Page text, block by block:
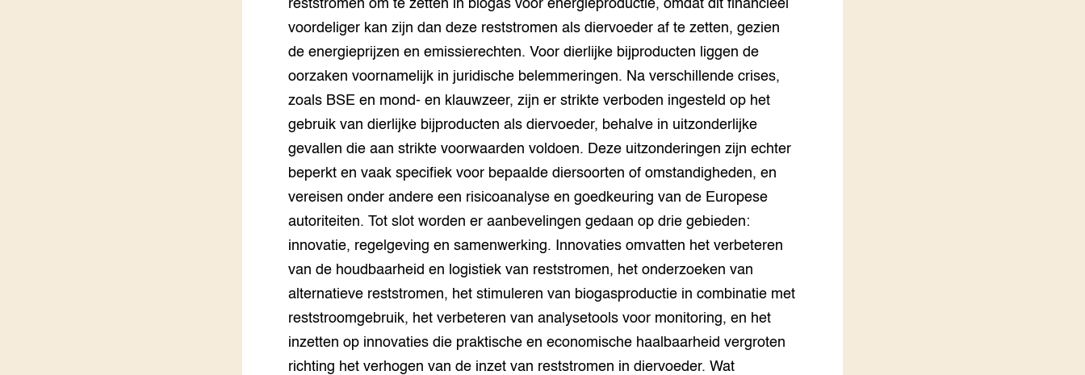
reststromen om te zetten in biogas voor energieproductie, omdat dit financieel
voordeliger kan zijn dan deze reststromen als diervoeder af te zetten, gezien
de energieprijzen en emissierechten. Voor dierlijke bijproducten liggen de
oorzaken voornamelijk in juridische belemmeringen. Na verschillende crises,
zoals BSE en mond- en klauwzeer, zijn er strikte verboden ingesteld op het
gebruik van dierlijke bijproducten als diervoeder, behalve in uitzonderlijke
gevallen die aan strikte voorwaarden voldoen. Deze uitzonderingen zijn echter
beperkt en vaak specifiek voor bepaalde diersoorten of omstandigheden, en
vereisen onder andere een risicoanalyse en goedkeuring van de Europese
autoriteiten. Tot slot worden er aanbevelingen gedaan op drie gebieden:
innovatie, regelgeving en samenwerking. Innovaties omvatten het verbeteren
van de houdbaarheid en logistiek van reststromen, het onderzoeken van
alternatieve reststromen, het stimuleren van biogasproductie in combinatie met
reststroomgebruik, het verbeteren van analysetools voor monitoring, en het
inzetten op innovaties die praktische en economische haalbaarheid vergroten
richting het verhogen van de inzet van reststromen in diervoeder. Wat